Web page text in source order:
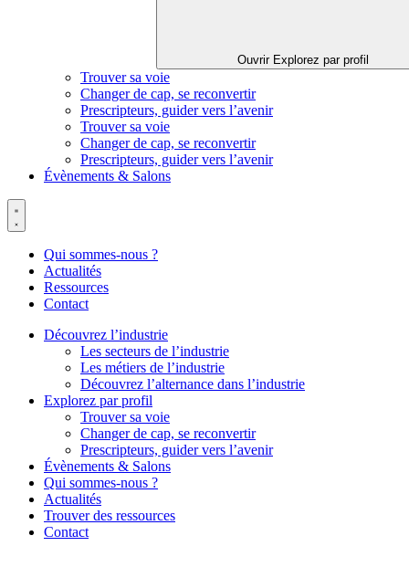
Ouvrir Explorez par profil
Trouver sa voie
Changer de cap, se reconvertir
Prescripteurs, guider vers l’avenir
Trouver sa voie
Changer de cap, se reconvertir
Prescripteurs, guider vers l’avenir
Évènements & Salons
Qui sommes-nous ?
Actualités
Ressources
Contact
Découvrez l’industrie
Les secteurs de l’industrie
Les métiers de l’industrie
Découvrez l’alternance dans l’industrie
Explorez par profil
Trouver sa voie
Changer de cap, se reconvertir
Prescripteurs, guider vers l’avenir
Évènements & Salons
Qui sommes-nous ?
Actualités
Trouver des ressources
Contact